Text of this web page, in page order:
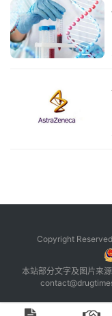
A
l
l
联
Copyright
本站部分文字及图片来